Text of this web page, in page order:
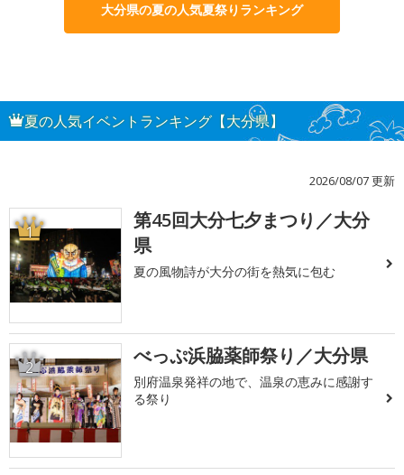
大分県の夏の人気夏祭りランキング
夏の人気イベントランキング【大分県】
2026/08/07 更新
1
第45回大分七夕まつり／大分
県
夏の風物詩が大分の街を熱気に包む
2 べっぷ浜脇薬師祭り／大分県
別府温泉発祥の地で、温泉の恵みに感謝す
る祭り